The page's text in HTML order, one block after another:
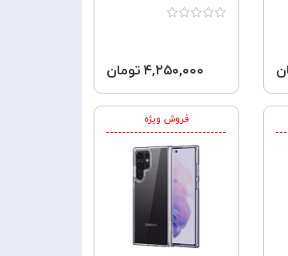
۴,۲۵۰,۰۰۰ تومان
فروش ویژه